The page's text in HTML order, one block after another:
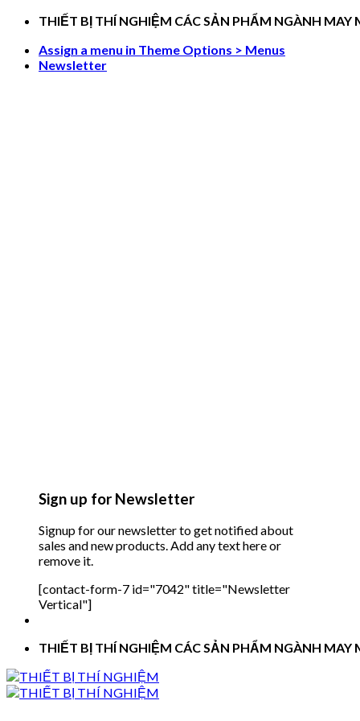
Skip
content
THIẾT BỊ THÍ NGHIỆM CÁC SẢN PHẨM NGÀNH MAY
Assign a menu in Theme Options > Menus
Newsletter
Sign up for Newsletter
Signup for our newsletter to get notified about
sales and new products. Add any text here or
remove it.
[contact-form-7 id="7042" title="Newsletter
Vertical"]
THIẾT BỊ THÍ NGHIỆM CÁC SẢN PHẨM NGÀNH MAY